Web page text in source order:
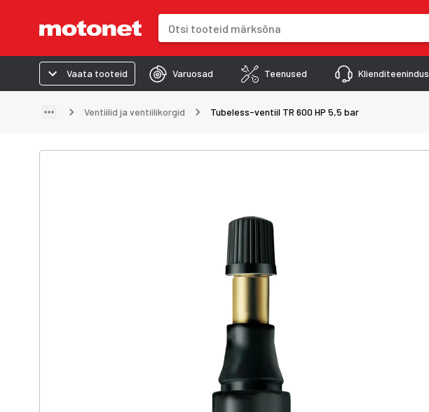
Vaata tooteid
Varuosad Teenused Klienditeenindus
Ventiilid ja ventiilikorgid Tubeless-ventiil TR 600 HP 5,5 bar